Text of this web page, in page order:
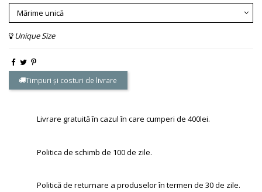
Unique Size
Timpuri și costuri de livrare
Livrare gratuită în cazul în care cumperi de 400lei.
Politica de schimb de 100 de zile.
Politică de returnare a produselor în termen de 30 de zile.